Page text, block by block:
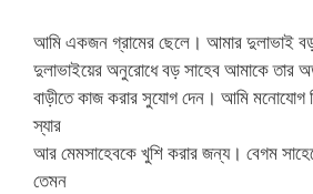
আমি একজন গ্রামের ছেলে। আমার দুলাভাই বড়
দুলাভাইয়ের অনুরোধে বড় সাহেব আমাকে তার
বাড়ীতে কাজ করার সুযোগ দেন। আমি মনোযোগ
স্যার
আর মেমসাহেবকে খুশি করার জন্য। বেগম
তেমন